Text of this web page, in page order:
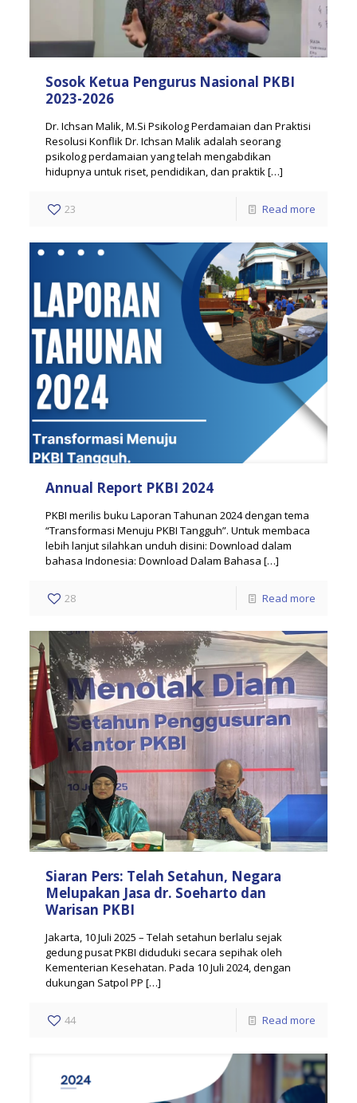
Sosok Ketua Pengurus Nasional PKBI
2023-2026
Dr. Ichsan Malik, M.Si Psikolog Perdamaian dan Praktisi
Resolusi Konflik Dr. Ichsan Malik adalah seorang
psikolog perdamaian yang telah mengabdikan
hidupnya untuk riset, pendidikan, dan praktik[…]
23 Read more
Annual Report PKBI 2024
PKBI merilis buku Laporan Tahunan 2024 dengan tema
“Transformasi Menuju PKBI Tangguh”. Untuk membaca
lebih lanjut silahkan unduh disini: Download dalam
bahasa Indonesia: Download Dalam Bahasa […]
28 Read more
Siaran Pers: Telah Setahun, Negara
Melupakan Jasa dr. Soeharto dan
Warisan PKBI
Jakarta, 10 Juli 2025 – Telah setahun berlalu sejak
gedung pusat PKBI diduduki secara sepihak oleh
Kementerian Kesehatan. Pada 10 Juli 2024, dengan
dukungan Satpol PP […]
44 Read more